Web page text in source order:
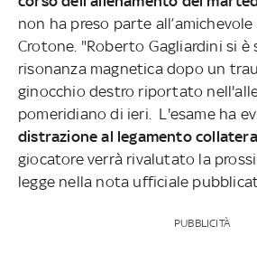
non ha preso parte
Crotone. "Roberto Gagliardini si
risonanza magnetica dopo un
ginocchio destro riportato
pomeridiano di ieri. L'esame ha
distrazione al legamento
giocatore verrà rivalutato la
legge nella nota ufficiale
PUBBLICITÀ